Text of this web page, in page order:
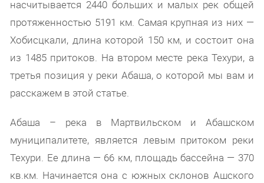
насчитывается 2440 больших и малых рек общей
протяженностью 5191 км. Самая крупная из них —
Хобисцкали, длина которой 150 км, и состоит она
из 1485 притоков. На втором месте река Техури, а
третья позиция у реки Абаша, о которой мы вам и
расскажем в этой статье.
Абаша – река в Мартвильском и Абашском
муниципалитете, является левым притоком реки
Техури. Ее длина — 66 км, площадь бассейна — 370
кв.км. Начинается она с южных склонов Ашского